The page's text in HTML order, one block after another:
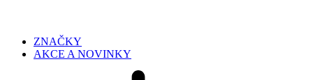
ZNAČKY
AKCE A NOVINKY